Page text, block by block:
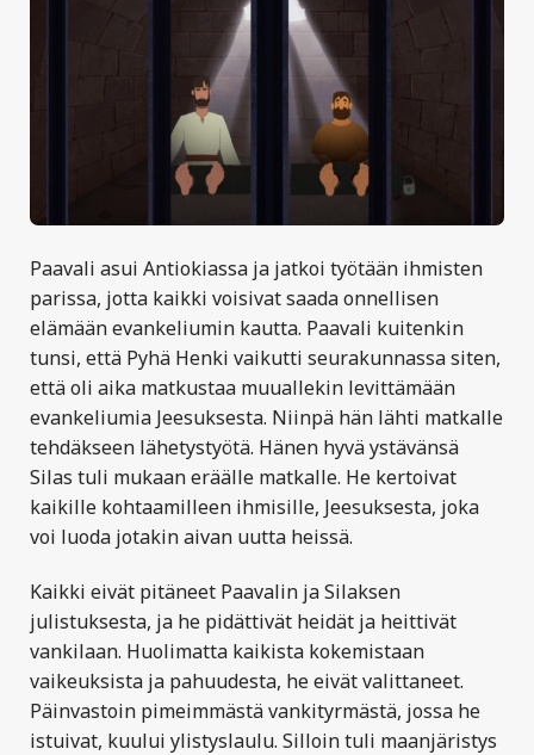
Paavali asui Antiokiassa ja jatkoi työtään ihmisten
parissa, jotta kaikki voisivat saada onnellisen
elämään evankeliumin kautta. Paavali kuitenkin
tunsi, että Pyhä Henki vaikutti seurakunnassa siten,
että oli aika matkustaa muuallekin levittämään
evankeliumia Jeesuksesta. Niinpä hän lähti matkalle
tehdäkseen lähetystyötä. Hänen hyvä ystävänsä
Silas tuli mukaan eräälle matkalle. He kertoivat
kaikille kohtaamilleen ihmisille, Jeesuksesta, joka
voi luoda jotakin aivan uutta heissä.
Kaikki eivät pitäneet Paavalin ja Silaksen
julistuksesta, ja he pidättivät heidät ja heittivät
vankilaan. Huolimatta kaikista kokemistaan
vaikeuksista ja pahuudesta, he eivät valittaneet.
Päinvastoin pimeimmästä vankityrmästä, jossa he
istuivat, kuului ylistyslaulu. Silloin tuli maanjäristys